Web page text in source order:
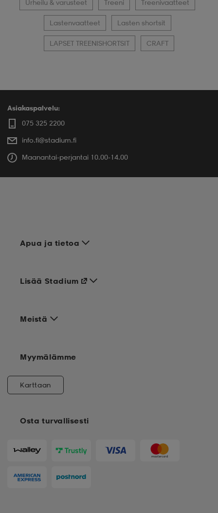
Urheilu & varusteet Treeni Treenivaatteet
Lastenvaatteet Lasten shortsit
LAPSET TREENISHORTSIT CRAFT
Asiakaspalvelu:
075 325 2200
info.fi@stadium.fi
Maanantai-perjantai 10.00-14.00
Apua ja tietoa
Meistä
Osta turvallisesti
Lisää Stadium
Myymälämme
Karttaan